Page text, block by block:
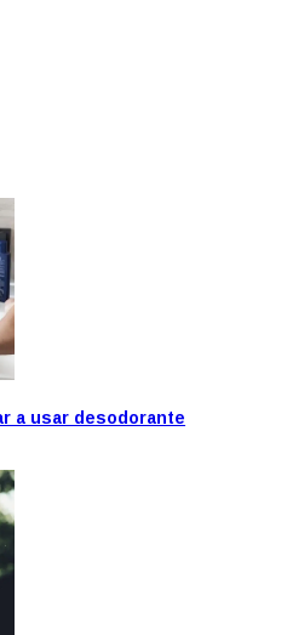
a usar desodorante